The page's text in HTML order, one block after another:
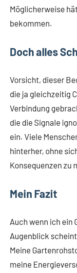
Möglicherweise
bekommen.
Doch alles
Vorsicht, dieser
die ja gleichzeitig
Verbindung
die die Signale
ein. Viele
hinterher, ohne
Konsequenzen zu
Mein Fazit
Auch wenn ich ein
Augenblick
Meine
meine